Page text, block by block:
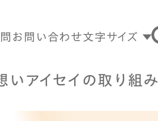
お問い合わせ文字サイズ
い アイセイの取り組み